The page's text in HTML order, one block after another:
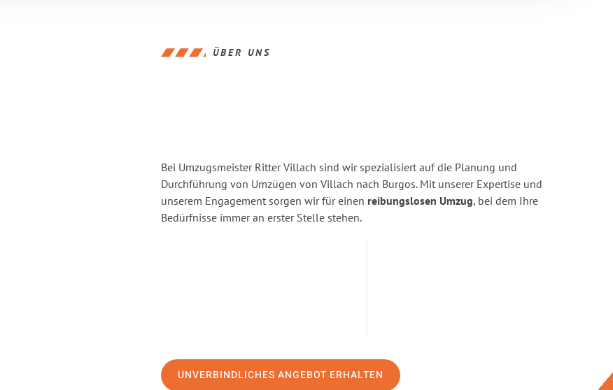
ÜBER UNS
Bei Umzugsmeister Ritter Villach sind wir spezialisiert auf die Planung und
Durchführung von Umzügen von Villach nach Burgos. Mit unserer Expertise und
unserem Engagement sorgen wir für einen reibungslosen Umzug, bei dem Ihre
Bedürfnisse immer an erster Stelle stehen.
UNVERBINDLICHES ANGEBOT ERHALTEN